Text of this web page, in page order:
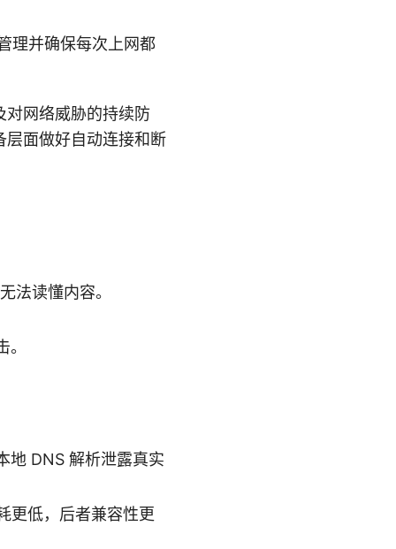
理并确保每次上网都
对网络威胁的持续防
层面做好自动连接和断
法读懂内容。
地 DNS 解析泄露真实
更低，后者兼容性更